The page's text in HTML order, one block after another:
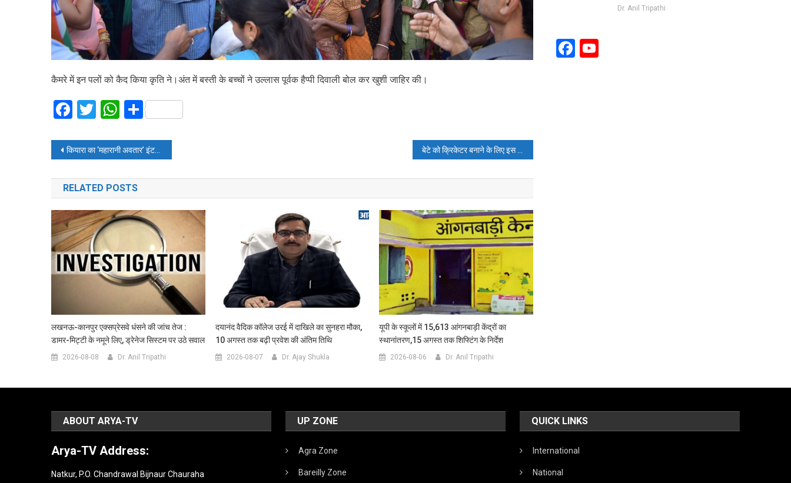
कैमरे में इन पलों को कैद किया कृति ने।अंत में बस्ती के बच्चों ने उल्लास पूर्वक हैप्पी दिवाली बोल कर खुशी जाहिर की।
Facebook
TwitterWhatsApp
Share
Post
navigation
कियारा का ‘महारानी अवतार’ इंटरनेट पर खूब लूट रहा है वाहवाही बेटे को क्रिकेटर बनाने के लिए इस पिता ने खत्म किया अपना कारोबार
RELATED POSTS
लखनऊ-कानपुर एक्सप्रेसवे धंसने की जांच तेज :
डामर-मिट्टी के नमूने लिए, ड्रेनेज सिस्टम पर उठे सवाल
2026-08-08 Dr. Anil Tripathi
दयानंद वैदिक कॉलेज उरई में दाखिले का सुनहरा मौका,
10 अगस्त तक बढ़ी प्रवेश की अंतिम तिथि
2026-08-07 Dr. Ajay Shukla
यूपी के स्कूलों में 15,613 आंगनबाड़ी केंद्रों का
स्थानांतरण,15 अगस्त तक शिफ्टिंग के निर्देश
2026-08-06 Dr. Anil Tripathi
Dr. Anil Tripathi
Facebook
ABOUT ARYA-TV
Arya-TV Address:
Natkur, P.O. Chandrawal Bijnaur Chauraha
UP ZONE
Agra Zone
Bareilly Zone
QUICK LINKS
International
National